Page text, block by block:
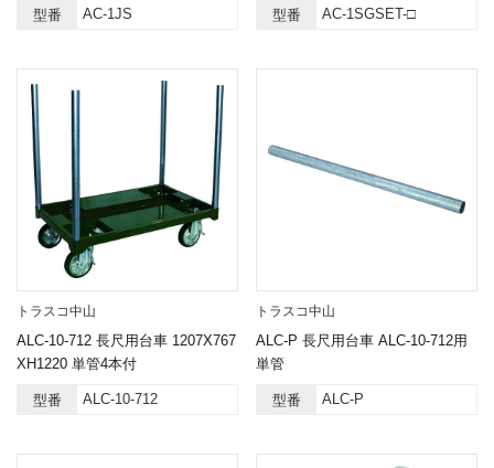
型番 AC-1JS 型番 AC-1SGSET-□
トラスコ中山
ALC-10-712 長尺用台車 1207X767
XH1220 単管4本付
型番 ALC-10-712
トラスコ中山
ALC-P 長尺用台車 ALC-10-712用
単管
型番 ALC-P